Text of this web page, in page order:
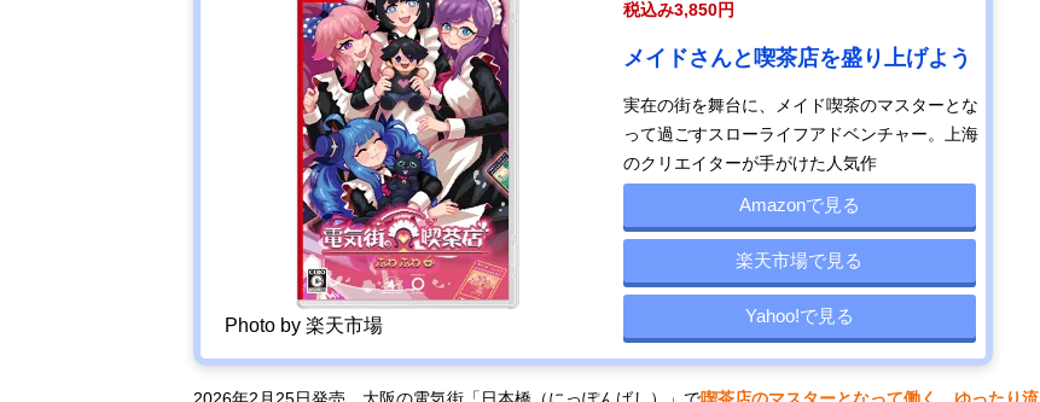
Photo by 楽天市場
税込み3,850円
メイドさんと喫茶店を盛り上げよう
実在の街を舞台に、メイド喫茶のマスターとな
って過ごすスローライフアドベンチャー。上海
のクリエイターが手がけた人気作
Amazonで見る
楽天市場で見る
Yahoo!で見る